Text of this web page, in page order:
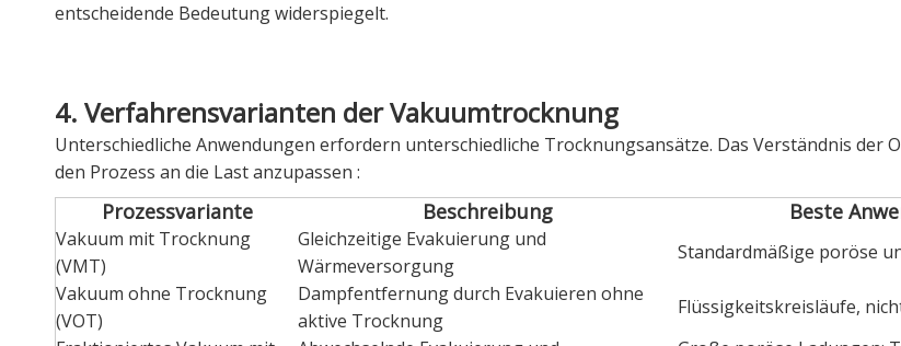
entscheidende Bedeutung widerspiegelt.
4. Verfahrensvarianten der Vakuumtrocknung
Unterschiedliche Anwendungen erfordern unterschiedliche Trocknungsansätze. Das Verständnis der
den Prozess an die Last anzupassen :
Prozessvariante Beschreibung Beste
Vakuum mit Trocknung
(VMT)
Gleichzeitige Evakuierung und
Wärmeversorgung
Standardmäßige poröse
Vakuum ohne Trocknung
(VOT)
Dampfentfernung durch Evakuieren ohne
aktive Trocknung
Flüssigkeitskreisläufe,